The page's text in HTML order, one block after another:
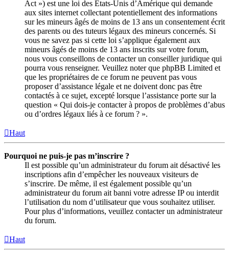
Act ») est une loi des États-Unis d’Amérique qui demande
aux sites internet collectant potentiellement des informations
sur les mineurs âgés de moins de 13 ans un consentement écrit
des parents ou des tuteurs légaux des mineurs concernés. Si
vous ne savez pas si cette loi s’applique également aux
mineurs âgés de moins de 13 ans inscrits sur votre forum,
nous vous conseillons de contacter un conseiller juridique qui
pourra vous renseigner. Veuillez noter que phpBB Limited et
que les propriétaires de ce forum ne peuvent pas vous
proposer d’assistance légale et ne doivent donc pas être
contactés à ce sujet, excepté lorsque l’assistance porte sur la
question « Qui dois-je contacter à propos de problèmes d’abus
ou d’ordres légaux liés à ce forum ? ».
Haut
Pourquoi ne puis-je pas m’inscrire ?
Il est possible qu’un administrateur du forum ait désactivé les
inscriptions afin d’empêcher les nouveaux visiteurs de
s’inscrire. De même, il est également possible qu’un
administrateur du forum ait banni votre adresse IP ou interdit
l’utilisation du nom d’utilisateur que vous souhaitez utiliser.
Pour plus d’informations, veuillez contacter un administrateur
du forum.
Haut